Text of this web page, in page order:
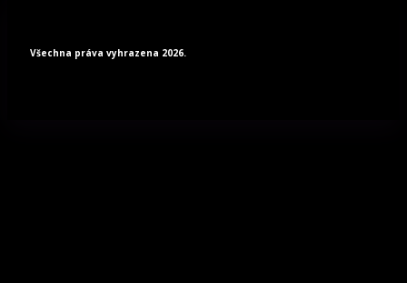
Všechna práva vyhrazena 2026.